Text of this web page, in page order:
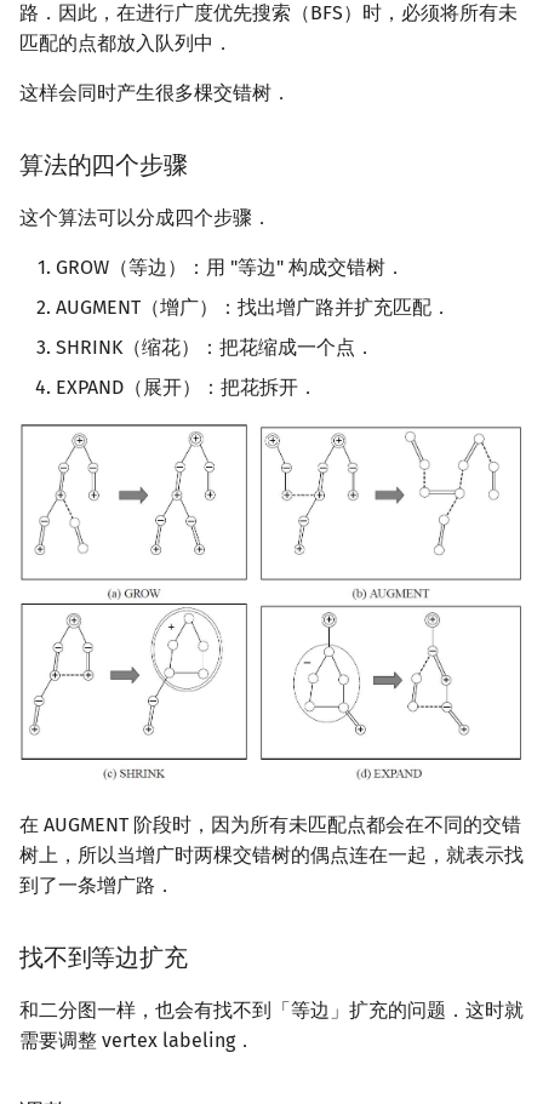
路．因此，在进行广度优先搜索（BFS）时，必须将所有未
匹配的点都放入队列中．
这样会同时产生很多棵交错树．
算法的四个步骤
这个算法可以分成四个步骤．
GROW（等边）：用 "等边" 构成交错树．
AUGMENT（增广）：找出增广路并扩充匹配．
SHRINK（缩花）：把花缩成一个点．
EXPAND（展开）：把花拆开．
在 AUGMENT 阶段时，因为所有未匹配点都会在不同的交错
树上，所以当增广时两棵交错树的偶点连在一起，就表示找
到了一条增广路．
找不到等边扩充
和二分图一样，也会有找不到「等边」扩充的问题．这时就
需要调整 vertex labeling．